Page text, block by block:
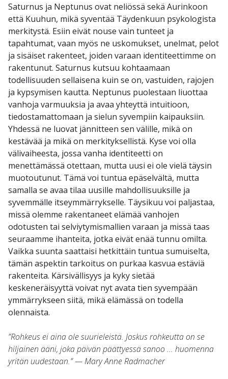
Saturnus ja Neptunus ovat neliössä sekä Aurinkoon
että Kuuhun, mikä syventää Täydenkuun psykologista
merkitystä. Esiin eivät nouse vain tunteet ja
tapahtumat, vaan myös ne uskomukset, unelmat, pelot
ja sisäiset rakenteet, joiden varaan identiteettimme on
rakentunut. Saturnus kutsuu kohtaamaan
todellisuuden sellaisena kuin se on, vastuiden, rajojen
ja kypsymisen kautta. Neptunus puolestaan liuottaa
vanhoja varmuuksia ja avaa yhteyttä intuitioon,
tiedostamattomaan ja sielun syvempiin kaipauksiin.
Yhdessä ne luovat jännitteen sen välille, mikä on
kestävää ja mikä on merkityksellistä. Kyse voi olla
välivaiheesta, jossa vanha identiteetti on
menettämässä otettaan, mutta uusi ei ole vielä täysin
muotoutunut. Tämä voi tuntua epäselvältä, mutta
samalla se avaa tilaa uusille mahdollisuuksille ja
syvemmälle itseymmärrykselle. Täysikuu voi paljastaa,
missä olemme rakentaneet elämää vanhojen
odotusten tai selviytymismallien varaan ja missä taas
seuraamme ihanteita, jotka eivät enää tunnu omilta.
Vaikka suunta saattaisi hetkittäin tuntua sumuiselta,
tämän aspektin tarkoitus on purkaa kasvua estäviä
rakenteita. Kärsivällisyys ja kyky sietää
keskeneräisyyttä voivat nyt avata tien syvempään
ymmärrykseen siitä, mikä elämässä on todella
olennaista.
”Rohkeus ei aina ole suurieleistä. Joskus rohkeutta on se
hiljainen ääni, joka päivän päättyessä sanoo ... huomenna
yritän uudestaan.” — Mary Anne Radmacher